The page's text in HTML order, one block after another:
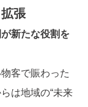
張
新たな役割を
客で賑わった
は地域の“未来